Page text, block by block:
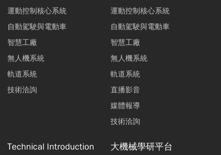
運動控制核心系統
自動駕駛與電動車
智慧工廠
無人機系統
軌道系統
技術洽詢
運動控制核心系統
自動駕駛與電動車
智慧工廠
無人機系統
軌道系統
直播影音
媒體報導
技術洽詢
Technical Introduction 大機械學研平台